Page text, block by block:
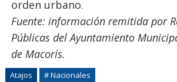
orden urbano.
Fuente: información remitida por
Públicas del Ayuntamiento
de Macorís.
Atajos # Nacionales